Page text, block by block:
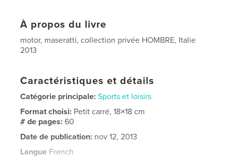
À propos du livre
motor, maseratti, collection privée HOMBRE, Italie
2013
Caractéristiques et détails
Catégorie principale: Sports et loisirs
Format choisi: Petit carré, 18×18 cm
# de pages:60
Date de publication: nov 12, 2013
Langue French